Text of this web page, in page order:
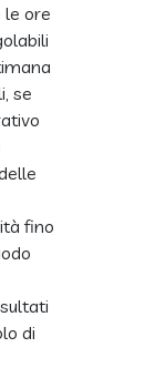
le ore
se
fino
di